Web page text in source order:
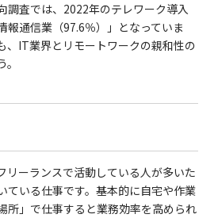
調査では、2022年のテレワーク導入
報通信業（97.6％）」となっていま
、IT業界とリモートワークの親和性の
リーランスで活動している人が多いた
ている仕事です。基本的に自宅や作業
所」で仕事すると業務効率を高められ